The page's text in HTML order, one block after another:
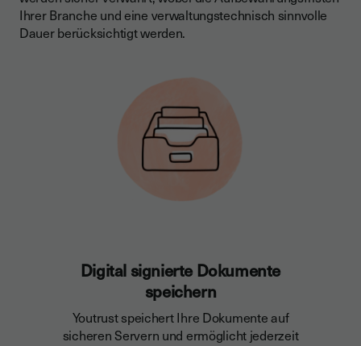
Ihrer Branche und eine verwaltungstechnisch sinnvolle
Dauer berücksichtigt werden.
Digital signierte Dokumente
speichern
Youtrust speichert Ihre Dokumente auf
sicheren Servern und ermöglicht jederzeit